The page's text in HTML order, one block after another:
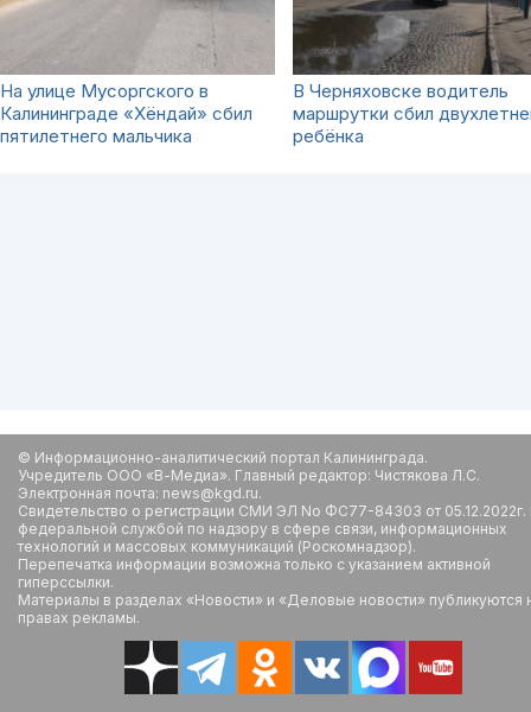
На улице Мусоргского в
Калининграде «Хёндай» сбил
пятилетнего мальчика
В Черняховске водитель
маршрутки сбил
ребёнка
© Информационно-аналитический портал Калининграда.
Учредитель ООО «В-Медиа». Главный редактор: Чистякова Л.С.
Электронная почта: news@kgd.ru.
Свидетельство о регистрации СМИ ЭЛ No ФС77-84303 от
федеральной службой по надзору в сфере связи, информационных
технологий и массовых коммуникаций (Роскомнадзор).
Перепечатка информации возможна только с указанием активной
гиперссылки.
Материалы в разделах «Новости» и «Деловые новости» публикуются
правах рекламы.